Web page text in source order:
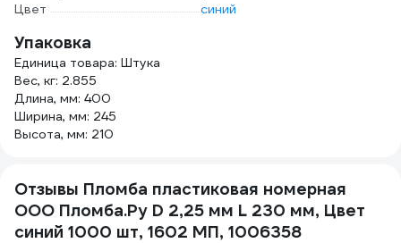
Цвет
синий
Упаковка
Единица товара: Штука
Вес, кг: 2.855
Длина, мм: 400
Ширина, мм: 245
Высота, мм: 210
Отзывы Пломба пластиковая номерная
ООО Пломба.Ру D 2,25 мм L 230 мм, Цвет
синий 1000 шт, 1602 МП, 1006358